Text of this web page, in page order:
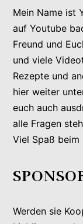
Mein Name ist
auf Youtube
Freund und
und viele
Rezepte und
hier weiter
euch auch
alle Fragen
Viel Spaß beim
Werden sie